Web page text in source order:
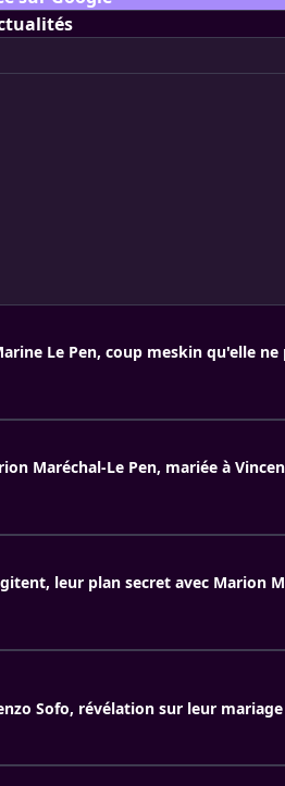
Le Pen, coup meskin qu'elle ne
Maréchal-Le Pen, mariée à
leur plan secret avec Marion
Sofo, révélation sur leur mariage